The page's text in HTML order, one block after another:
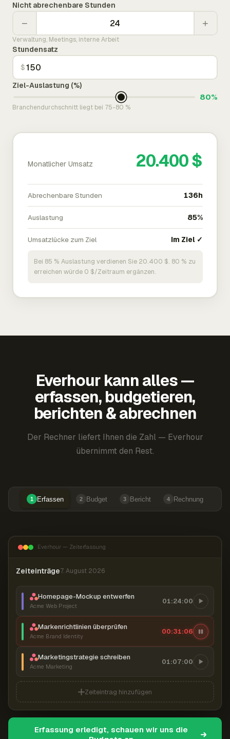
Nicht abrechenbare Stunden
− +
Verwaltung, Meetings, interne Arbeit
Stundensatz
$
Ziel-Auslastung (%)
80%
Branchendurchschnitt liegt bei 75-80 %
Monatlicher Umsatz 20.400 $
Abrechenbare Stunden 136h
Auslastung 85%
Umsatzlücke zum Ziel Im Ziel ✓
Bei 85 % Auslastung verdienen Sie 20.400 $. 80 % zu
erreichen würde 0 $/Zeitraum ergänzen.
Everhour kann alles —
erfassen, budgetieren,
berichten & abrechnen
Der Rechner liefert Ihnen die Zahl — Everhour
übernimmt den Rest.
1 Erfassen 2 Budget 3 Bericht 4 Rechnung
Everhour — Zeiterfassung
Zeiteinträge7. August 2026
Homepage-Mockup entwerfen
Acme Web Project
01:24:00
Markenrichtlinien überprüfen
Acme Brand Identity
00:31:07
Marketingstrategie schreiben
Acme Marketing
01:07:00
Zeiteintrag hinzufügen
Erfassung erledigt, schauen wir uns die